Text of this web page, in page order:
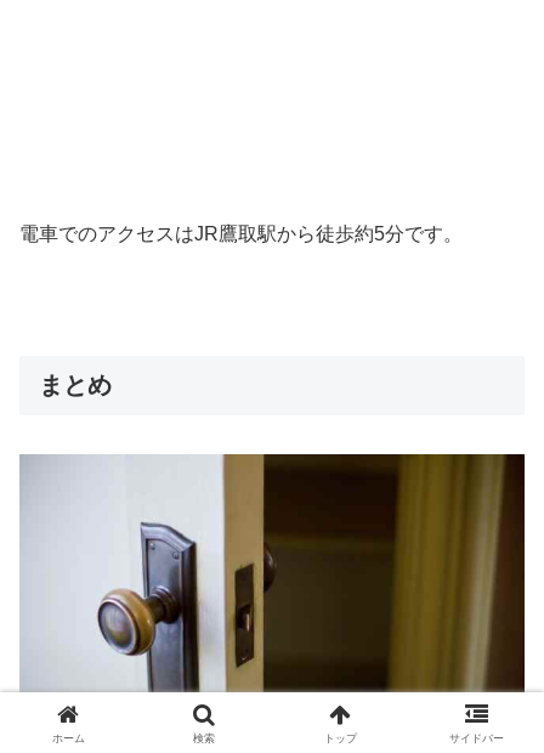
電車でのアクセスはJR鷹取駅から徒歩約5分です。
まとめ
ホーム 検索 トップ サイドバー